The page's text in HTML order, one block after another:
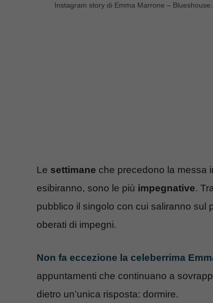
Instagram story di Emma Marrone –
Le settimane che precedono la messa
esibiranno, sono le più impegnative.
pubblico il singolo con cui saliranno sul
oberati di impegni.
Non fa eccezione la celeberrima
appuntamenti che continuano a
dietro un’unica risposta: dormire.